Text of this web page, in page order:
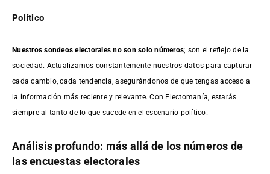
Político
Nuestros sondeos electorales no son solo números; son el reflejo de la
sociedad. Actualizamos constantemente nuestros datos para capturar
cada cambio, cada tendencia, asegurándonos de que tengas acceso a
la información más reciente y relevante. Con Electomanía, estarás
siempre al tanto de lo que sucede en el escenario político.
Análisis profundo: más allá de los números de
las encuestas electorales